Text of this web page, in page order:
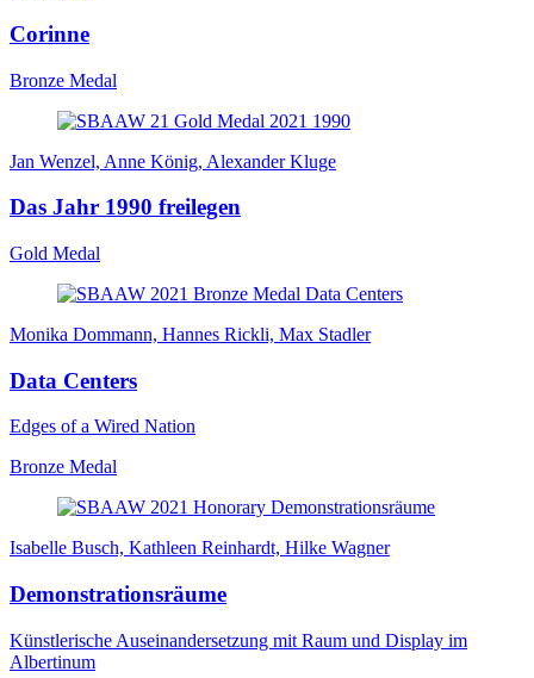
Corinne
Bronze Medal
Jan Wenzel, Anne König, Alexander Kluge
Das Jahr 1990 freilegen
Gold Medal
Monika Dommann, Hannes Rickli, Max Stadler
Data Centers
Edges of a Wired Nation
Bronze Medal
Isabelle Busch, Kathleen Reinhardt, Hilke Wagner
Demonstrationsräume
Künstlerische Auseinandersetzung mit Raum und Display im
Albertinum